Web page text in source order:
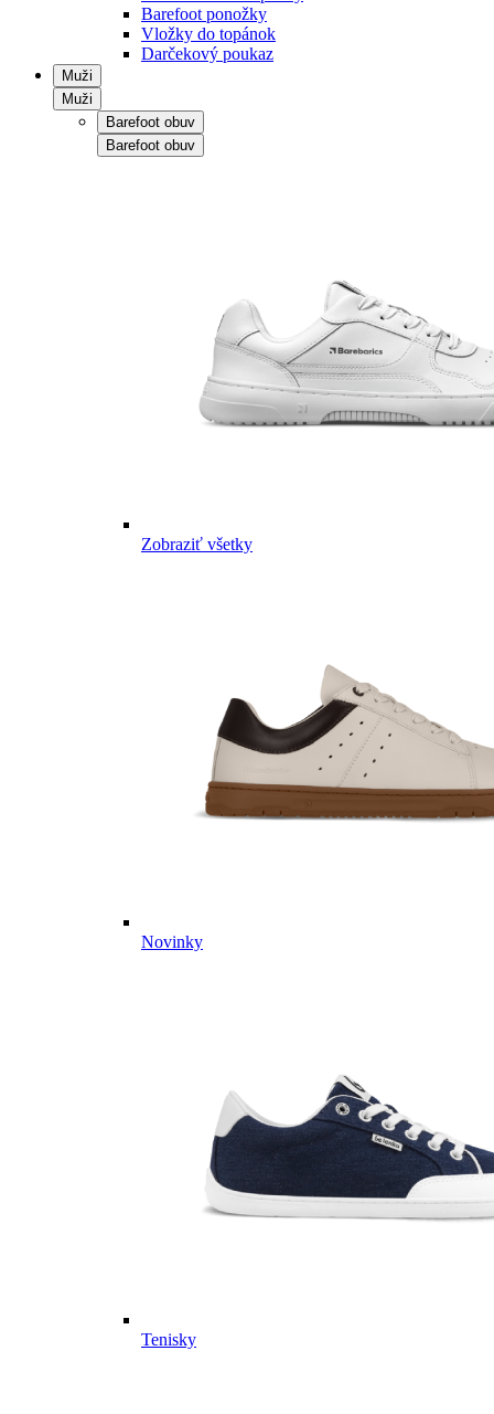
Barefoot ponožky
Vložky do topánok
Darčekový poukaz
Muži
Muži
Barefoot obuv
Barefoot obuv
Zobraziť všetky
Novinky
Tenisky